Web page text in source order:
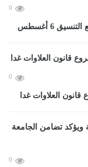
0
0
العلاوات غدا
0